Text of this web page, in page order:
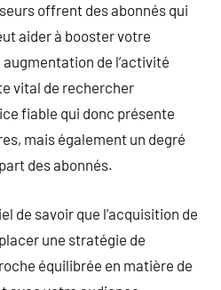
offrent des abonnés qui
aider à booster votre
de l’activité
vital de rechercher
fiable qui donc présente
mais également un degré
des abonnés.
de savoir que l’acquisition de
une stratégie de
équilibrée en matière de